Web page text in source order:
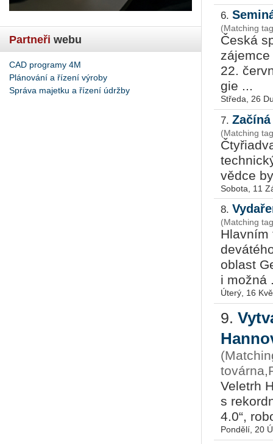
Partneři webu
CAD programy 4M
Plánování a řízení výroby
Správa majetku a řízení údržby
6.
(Matching
Česká
22.
gie ...
Středa, 26
7.
(Matching
vědce
Sobota, 11
8.
(Matching
Hlavním
oblast
i možná
Úterý, 16
9.
Veletrh
s
4.0“,
Pondělí, 20